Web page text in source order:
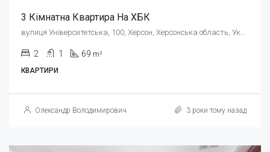
3 Кімнатна Квартира На ХБК
вулиця Університетська, 100, Херсон, Херсонська область, Україна
2 1 69 m²
КВАРТИРИ
Олександр Володимирович 3 роки тому назад